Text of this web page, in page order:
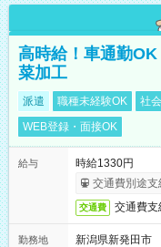
高時給！車通勤
菜加工
派遣 職種未経験OK 社
WEB登録・面接OK
給与
時給1330円
交通費別途支
交通費 交通費支
勤務地
新潟県新発田市